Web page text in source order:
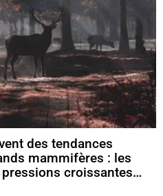
des tendances
mammifères : les
croissantes…